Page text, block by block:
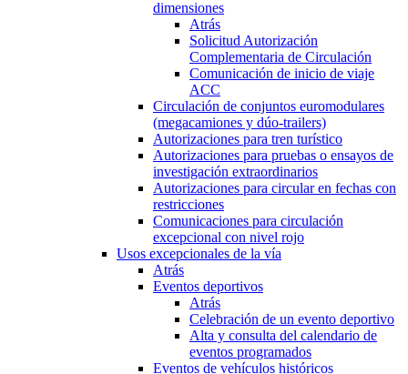
dimensiones
Atrás
Solicitud Autorización
Complementaria de Circulación
Comunicación de inicio de viaje
ACC
Circulación de conjuntos euromodulares
(megacamiones y dúo-trailers)
Autorizaciones para tren turístico
Autorizaciones para pruebas o ensayos de
investigación extraordinarios
Autorizaciones para circular en fechas con
restricciones
Comunicaciones para circulación
excepcional con nivel rojo
Usos excepcionales de la vía
Atrás
Eventos deportivos
Atrás
Celebración de un evento deportivo
Alta y consulta del calendario de
eventos programados
Eventos de vehículos históricos